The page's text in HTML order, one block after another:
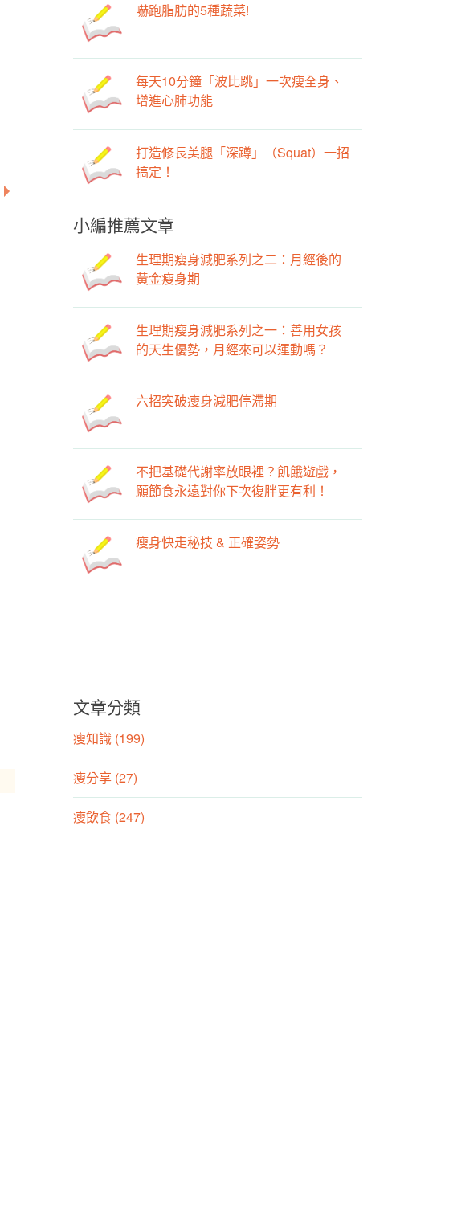
嚇跑脂肪的5種蔬菜!
每天10分鐘「波比跳」一次瘦全身、
增進心肺功能
打造修長美腿「深蹲」（Squat）一招
搞定！
小編推薦文章
生理期瘦身減肥系列之二：月經後的
黃金瘦身期
生理期瘦身減肥系列之一：善用女孩
的天生優勢，月經來可以運動嗎？
六招突破瘦身減肥停滯期
不把基礎代謝率放眼裡？飢餓遊戲，
願節食永遠對你下次復胖更有利！
瘦身快走秘技 & 正確姿勢
文章分類
瘦知識 (199)
瘦分享 (27)
瘦飲食 (247)